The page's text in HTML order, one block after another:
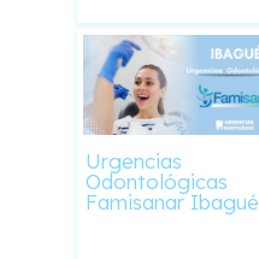
Urgencias
Odontológicas
Famisanar Ibagué